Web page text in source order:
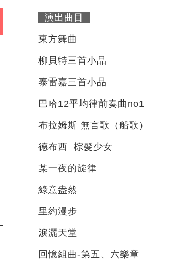
演出曲目
東方舞曲
柳貝特三首小品
泰雷嘉三首小品
巴哈12平均律前奏曲no1
布拉姆斯 無言歌（船歌）
德布西 棕髮少女
某一夜的旋律
綠意盎然
里約漫步
淚灑天堂
回憶組曲-第五、六樂章